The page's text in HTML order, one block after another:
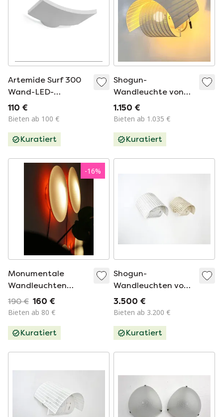
Artemide Surf 300
Wand-LED-
Nachrüstung - neu
110 €
Bieten ab 100 €
Kuratiert
Shogun-
Wandleuchte von
Mario Botta für
Artemide, 1980er
1.150 €
Bieten ab 1.035 €
Kuratiert
-16%
Monumentale
Wandleuchten
„Campanile“,
entworfen von
Artemide, 2000
190 € 160 €
Bieten ab 80 €
Kuratiert
Shogun-
Wandleuchten von
Mario Botta für
Artemide, 1980er
3.500 €
Bieten ab 3.200 €
Kuratiert